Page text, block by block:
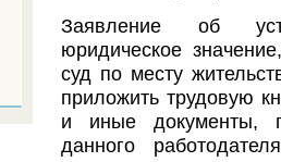
Заявление об
юридическое
суд по месту
приложить трудовую
и иные документы,
данного